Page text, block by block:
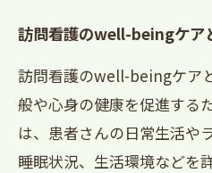
訪問看護のwell-beingケア
訪問看護のwell-beingケア
般や心身の健康を促進する
は、患者さんの日常生活や
睡眠状況、生活環境などを